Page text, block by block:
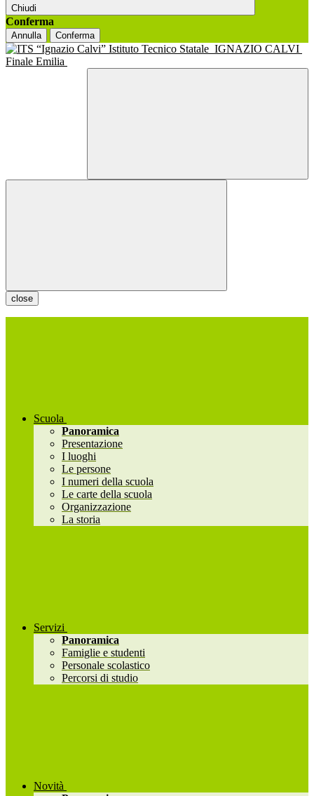
Chiudi
Conferma
Annulla Conferma
Istituto Tecnico Statale IGNAZIO CALVI
Finale Emilia
close
Scuola
Panoramica
Presentazione
I luoghi
Le persone
I numeri della scuola
Le carte della scuola
Organizzazione
La storia
Servizi
Panoramica
Famiglie e studenti
Personale scolastico
Percorsi di studio
Novità